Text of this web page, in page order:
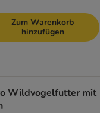
Zum Warenkorb
hinzufügen
Wildvogelfutter mit